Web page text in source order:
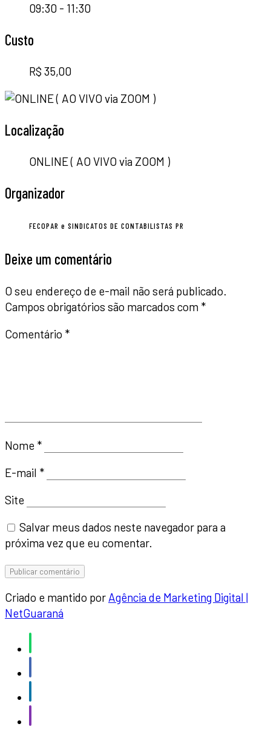
09:30 - 11:30
Custo
R$ 35,00
Localização
ONLINE ( AO VIVO via ZOOM )
Organizador
FECOPAR e SINDICATOS DE CONTABILISTAS PR
Deixe um comentário
O seu endereço de e-mail não será publicado.
Campos obrigatórios são marcados com *
Comentário *
Nome *
E-mail *
Site
Salvar meus dados neste navegador para a
próxima vez que eu comentar.
Criado e mantido por Agência de Marketing Digital |
NetGuaraná